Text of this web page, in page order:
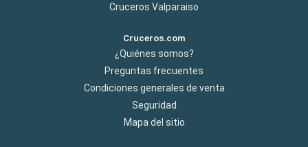
Cruceros Valparaiso
Cruceros.com
¿Quiénes somos?
Preguntas frecuentes
Condiciones generales de venta
Seguridad
Mapa del sitio